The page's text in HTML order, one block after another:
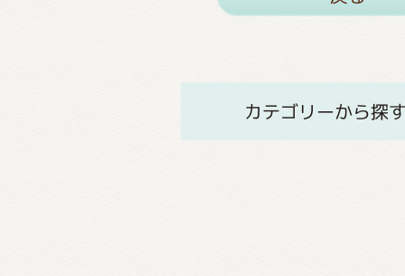
カテゴリーから探